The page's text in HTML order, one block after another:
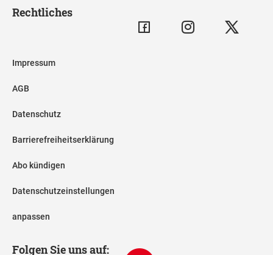
Rechtliches
Impressum
AGB
Datenschutz
Barrierefreiheitserklärung
Abo kündigen
Datenschutzeinstellungen
anpassen
Folgen Sie uns auf: